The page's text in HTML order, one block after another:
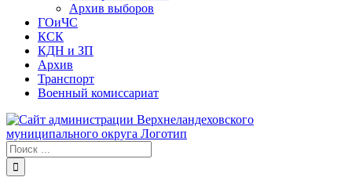
Архив выборов
ГОиЧС
КСК
КДН и ЗП
Архив
Транспорт
Военный комиссариат
Результат
поиска: